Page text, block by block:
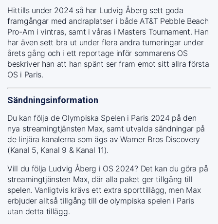
Hittills under 2024 så har Ludvig Åberg sett goda
framgångar med andraplatser i både AT&T Pebble Beach
Pro-Am i vintras, samt i våras i Masters Tournament. Han
har även sett bra ut under flera andra turneringar under
årets gång och i ett reportage inför sommarens OS
beskriver han att han spänt ser fram emot sitt allra första
OS i Paris.
Sändningsinformation
Du kan följa de Olympiska Spelen i Paris 2024 på den
nya streamingtjänsten Max, samt utvalda sändningar på
de linjära kanalerna som ägs av Warner Bros Discovery
(Kanal 5, Kanal 9 & Kanal 11).
Vill du följa Ludvig Åberg i OS 2024? Det kan du göra på
streamingtjänsten Max, där alla paket ger tillgång till
spelen. Vanligtvis krävs ett extra sporttillägg, men Max
erbjuder alltså tillgång till de olympiska spelen i Paris
utan detta tillägg.